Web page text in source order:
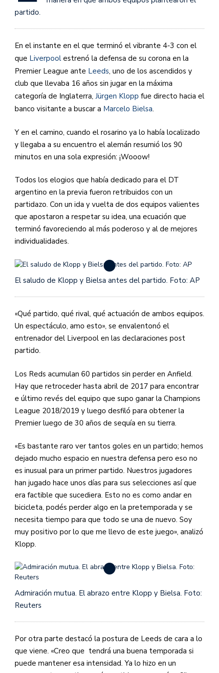
partido.
En el instante en el que terminó el vibrante 4-3 con el
que Liverpool estrenó la defensa de su corona en la
Premier League ante Leeds, uno de los ascendidos y
club que llevaba 16 años sin jugar en la máxima
categoría de Inglaterra, Jürgen Klopp fue directo hacia el
banco visitante a buscar a Marcelo Bielsa.
Y en el camino, cuando el rosarino ya lo había localizado
y llegaba a su encuentro el alemán resumió los 90
minutos en una sola expresión: ¡Wooow!
Todos los elogios que había dedicado para el DT
argentino en la previa fueron retribuidos con un
partidazo. Con un ida y vuelta de dos equipos valientes
que apostaron a respetar su idea, una ecuación que
terminó favoreciendo al más poderoso y al de mejores
individualidades.
El saludo de Klopp y Bielsa antes del partido. Foto: AP
«Qué partido, qué rival, qué actuación de ambos equipos.
Un espectáculo, amo esto», se envalentonó el
entrenador del Liverpool en las declaraciones post
partido.
Los Reds acumulan 60 partidos sin perder en Anfield.
Hay que retroceder hasta abril de 2017 para encontrar
e último revés del equipo que supo ganar la Champions
League 2018/2019 y luego desfiló para obtener la
Premier luego de 30 años de sequía en su tierra.
«Es bastante raro ver tantos goles en un partido; hemos
dejado mucho espacio en nuestra defensa pero eso no
es inusual para un primer partido. Nuestros jugadores
han jugado hace unos días para sus selecciones así que
era factible que sucediera. Esto no es como andar en
bicicleta, podés perder algo en la pretemporada y se
necesita tiempo para que todo se una de nuevo. Soy
muy positivo por lo que me llevo de este juego», analizó
Klopp.
Admiración mutua. El abrazo entre Klopp y Bielsa. Foto:
Reuters
Por otra parte destacó la postura de Leeds de cara a lo
que viene. «Creo que tendrá una buena temporada si
puede mantener esa intensidad. Ya lo hizo en un